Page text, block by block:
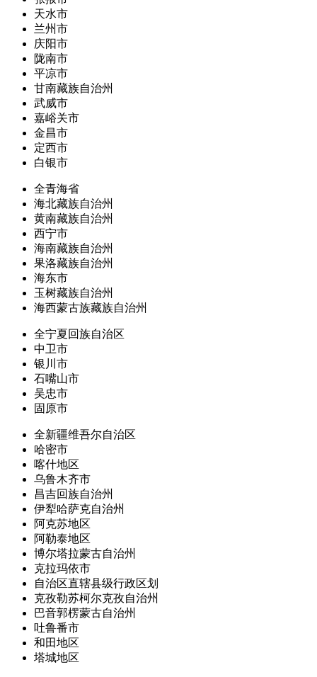
天水市
兰州市
庆阳市
陇南市
平凉市
甘南藏族自治州
武威市
嘉峪关市
金昌市
定西市
白银市
全青海省
海北藏族自治州
黄南藏族自治州
西宁市
海南藏族自治州
果洛藏族自治州
海东市
玉树藏族自治州
海西蒙古族藏族自治州
全宁夏回族自治区
中卫市
银川市
石嘴山市
吴忠市
固原市
全新疆维吾尔自治区
哈密市
喀什地区
乌鲁木齐市
昌吉回族自治州
伊犁哈萨克自治州
阿克苏地区
阿勒泰地区
博尔塔拉蒙古自治州
克拉玛依市
自治区直辖县级行政区划
克孜勒苏柯尔克孜自治州
巴音郭楞蒙古自治州
吐鲁番市
和田地区
塔城地区